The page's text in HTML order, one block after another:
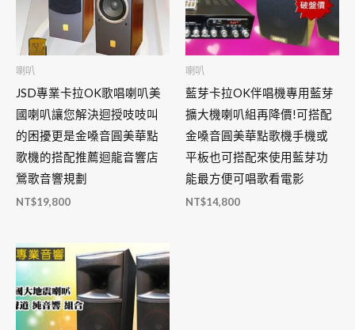
喇叭
JSD專業卡拉OK歌唱喇叭美
國喇叭讓您解決迴授吱吱叫
的困擾更是金嗓音圓美華點
歌機的搭配推薦迴龍音響店
鶯歌音響規劃
NT$19,800
喇叭
藍芽卡拉OK伴唱機專用藍芽
擴大機喇叭組再降價!可搭配
金嗓音圓美華點歌機手機或
平板也可搭配來使用藍芽功
能最方便可唱歌看電影
NT$14,800